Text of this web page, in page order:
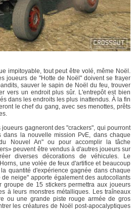
impitoyable, tout peut être volé, même Noël.
joueurs de "Hotte de Noël" doivent se frayer
sauver le sapin de Noël du feu, trouver
vers un endroit plus sûr. L'entrepôt est bien
dans les endroits les plus inattendus. À la fin
le chef du gang, avec ses menottes, prêts
gagneront des "crackers", qui pourront
dans la nouvelle mission PvE, dans chaque
Nouvel An" ou pour accomplir la tâche
peuvent être vendus à d'autres joueurs sur
diverses décorations de véhicules. Le
une volée de feux d'artifice et beaucoup
quantité d'expérience gagnée dans chaque
neige" apporte également des autocollants
groupe de 15 stickers permettra aux joueurs
à leurs monstres métalliques. Les traîneaux
ou une grande piste rouge armée de gros
les créatures de Noël post-apocalyptiques